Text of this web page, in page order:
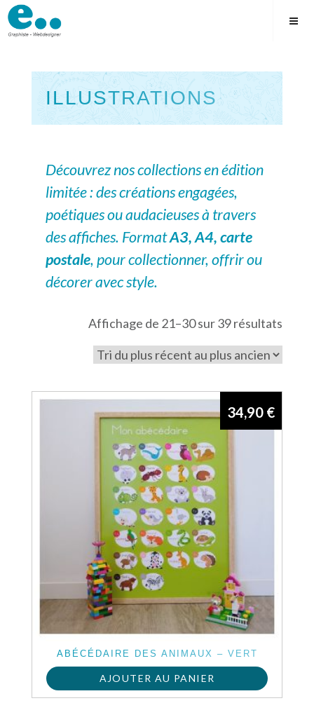
Skip
to
ILLUSTRATIONS
Découvrez nos collections en édition
limitée : des créations engagées,
poétiques ou audacieuses à travers
des affiches. FormatA3, A4, carte
postale, pour collectionner, offrir ou
décorer avec style.
Affichage de 21–30 sur 39 résultats
plus
ABÉCÉDAIRE DES ANIMAUX – VERT
34,90 €
AJOUTER AU PANIER